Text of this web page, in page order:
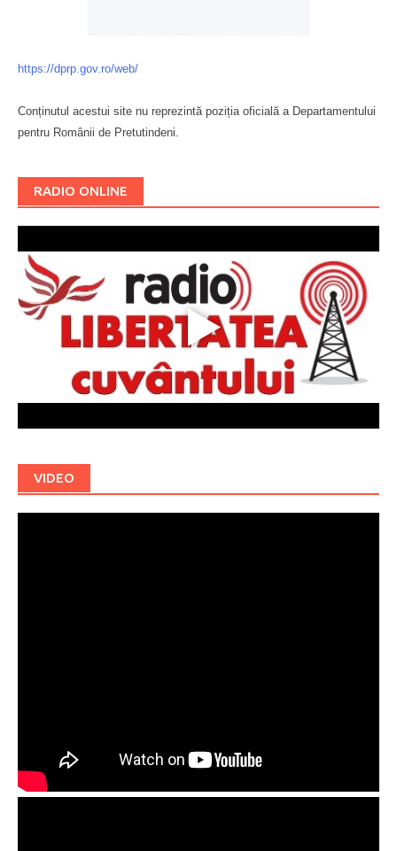
https://dprp.gov.ro/web/
Conținutul acestui site nu reprezintă poziția oficială a Departamentului
pentru Românii de Pretutindeni.
RADIO ONLINE
VIDEO